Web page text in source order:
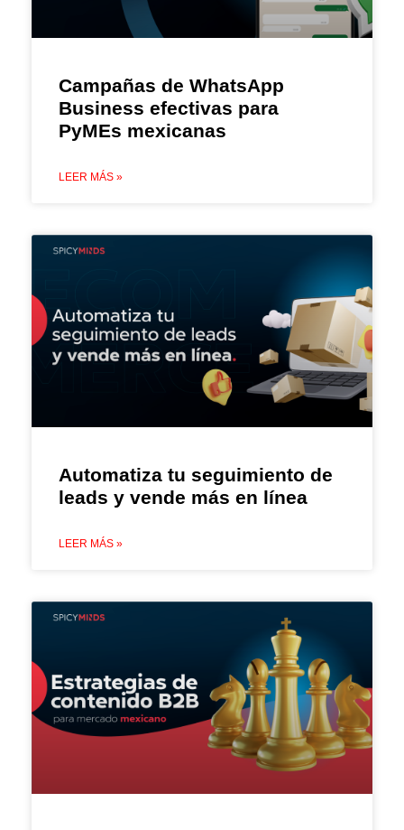
Campañas de WhatsApp
Business efectivas para
PyMEs mexicanas
LEER MÁS »
Automatiza tu seguimiento de
leads y vende más en línea
LEER MÁS »